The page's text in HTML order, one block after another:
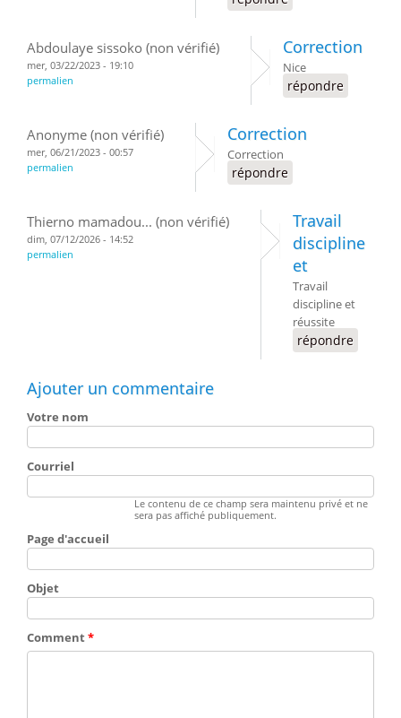
Abdoulaye sissoko (non vérifié)
mer, 03/22/2023 - 19:10
permalien
Correction
Nice
répondre
Anonyme (non vérifié)
mer, 06/21/2023 - 00:57
permalien
Correction
Correction
répondre
Thierno mamadou... (non vérifié)
dim, 07/12/2026 - 14:52
permalien
Travail
discipline
et
Travail
discipline et
réussite
répondre
Ajouter un commentaire
Votre nom
Courriel
Le contenu de ce champ sera maintenu privé et ne
sera pas affiché publiquement.
Page d'accueil
Objet
Comment*